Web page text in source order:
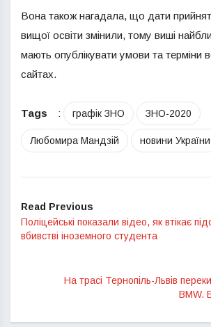
Вона також нагадала, що дати
вищої освіти змінили, тому виші
мають опублікувати умови та терміни
сайтах.
Tags : графік ЗНО ЗНО-2020
Любомира Мандзій новини України
Read Previous
Поліцейські показали відео, як втікає
вбивстві іноземного студента
На трасі Тернопіль-Львів
BMW.